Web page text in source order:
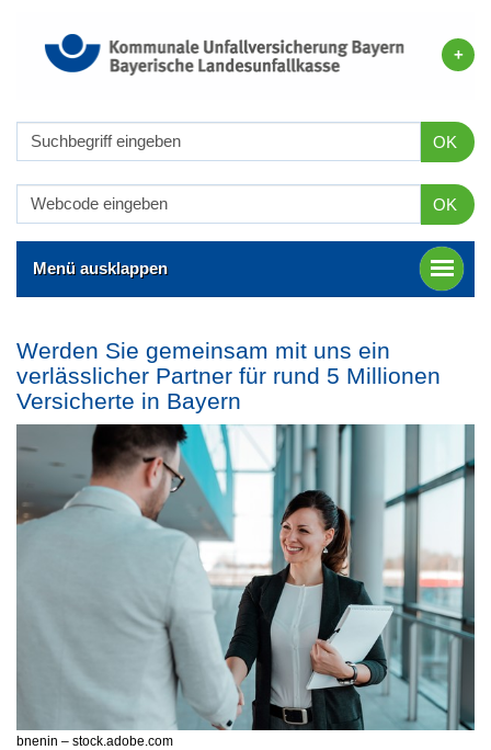
OK
OK
Menü ausklappen
Werden Sie gemeinsam mit uns ein
verlässlicher Partner für rund 5 Millionen
Versicherte in Bayern
bnenin – stock.adobe.com